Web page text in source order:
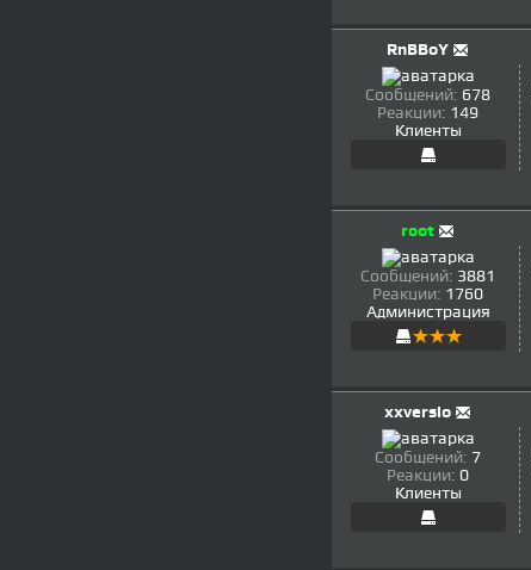
RnBBoY
Сообщений: 678
Реакции: 149
Клиенты
root
Сообщений: 3881
Реакции: 1760
Администрация
xxversio
Сообщений: 7
Реакции: 0
Клиенты